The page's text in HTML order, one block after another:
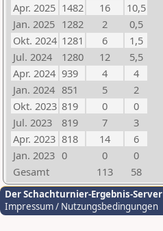
Apr. 2025 1482 16
10,5
Jan. 2025 1282 2
0,5
Okt. 2024 1281 6
1,5
Jul. 2024
1280 12
5,5
Apr. 2024 939 4
4
Jan. 2024 851 5
2
Okt. 2023 819 0
0
Jul. 2023
819 7
3
Apr. 2023 818 14
6
Jan. 2023 0 0
0
Gesamt
113 58
Der Schachturnier-Ergebnis-Server
Impressum / Nutzungsbedingungen